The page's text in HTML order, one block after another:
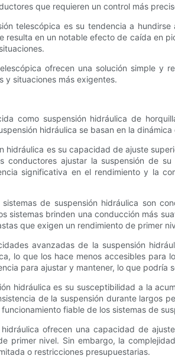
que requieren un control más
telescópica es su tendencia a
resulta en un notable efecto de caída en
ofrecen una solución simple
y situaciones más exigentes.
como suspensión hidráulica de
hidráulica se basan en la
hidráulica es su capacidad de ajuste
ajustar la suspensión de
significativa en el rendimiento y la
de suspensión hidráulica son
sistemas brinden una conducción más
que exigen un rendimiento de primer
avanzadas de la suspensión
lo que los hace menos accesibles
para ajustar y mantener, lo que podría
hidráulica es su susceptibilidad a la
de la suspensión durante largos
fiable de los sistemas de
hidráulica ofrecen una capacidad de
primer nivel. Sin embargo, la
o restricciones presupuestarias.